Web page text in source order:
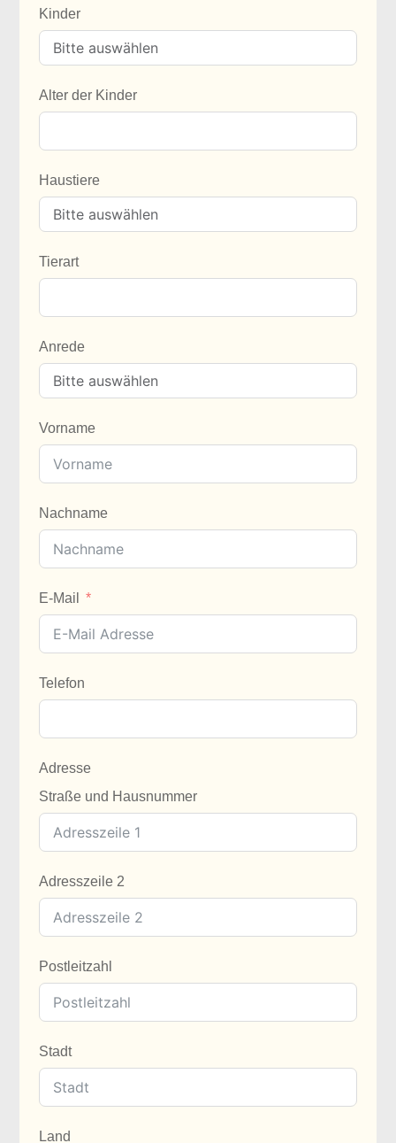
Kinder
Alter der Kinder
Haustiere
Tierart
Anrede
Vorname
Nachname
E-Mail
Telefon
Adresse
Straße und Hausnummer
Adresszeile 2
Postleitzahl
Stadt
Land